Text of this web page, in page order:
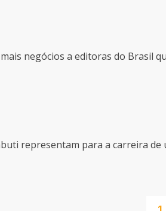
negócios a editoras do Brasil
representam para a carreira de